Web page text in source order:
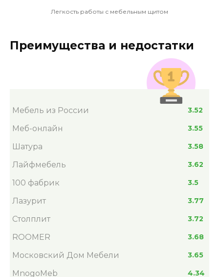
Легкость работы с мебельным щитом
Преимущества и недостатки
Мебель из России 3.52
Меб-онлайн 3.55
Шатура 3.58
Лайфмебель 3.62
100 фабрик 3.5
Лазурит 3.77
Столплит 3.72
ROOMER 3.68
Московский Дом Мебели 3.65
MnogoMeb 4.34